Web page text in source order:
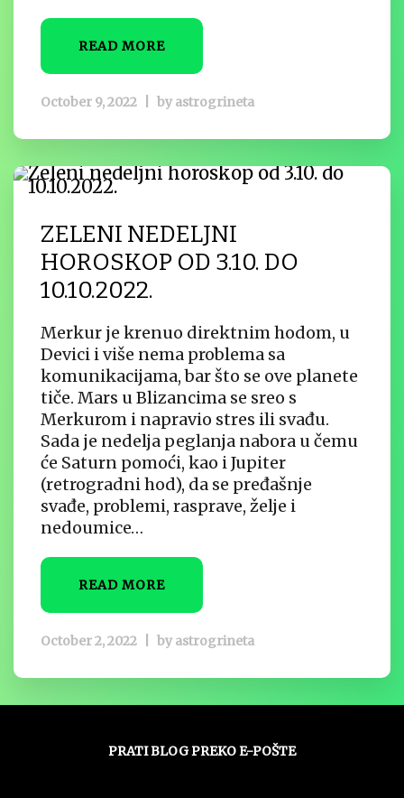
READ MORE
October 9, 2022 by astrogrineta
ZELENI NEDELJNI
HOROSKOP OD 3.10. DO
10.10.2022.
Merkur je krenuo direktnim hodom, u
Devici i više nema problema sa
komunikacijama, bar što se ove planete
tiče. Mars u Blizancima se sreo s
Merkurom i napravio stres ili svađu.
Sada je nedelja peglanja nabora u čemu
će Saturn pomoći, kao i Jupiter
(retrogradni hod), da se pređašnje
svađe, problemi, rasprave, želje i
nedoumice…
READ MORE
October 2, 2022 by astrogrineta
PRATI BLOG PREKO E-POŠTE